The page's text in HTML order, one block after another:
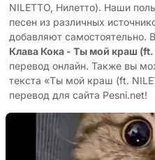
NILETTO, Нилетто). Наши
песен из различных
добавляют самостоятельно.
Клава Кока - Ты мой краш (ft.
перевод онлайн. Также вы
текста «Ты мой краш (ft.
перевод для сайта Pesni.net!